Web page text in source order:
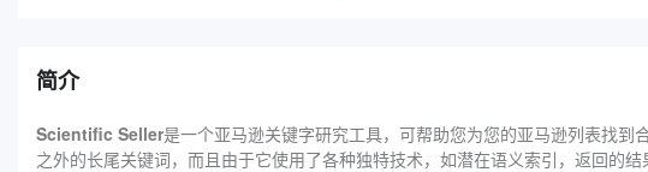
简介
Scientific Seller是一个亚马逊关键字研究工具，可帮助您为您的亚马逊列表找
之外的长尾关键词，而且由于它使用了各种独特技术，如潜在语义索引，返回的